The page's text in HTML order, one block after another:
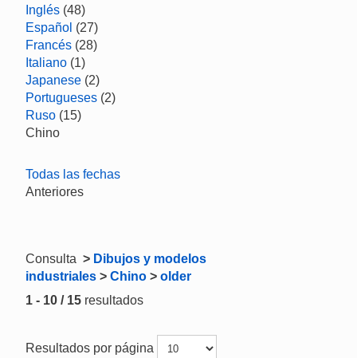
Inglés (48)
Español (27)
Francés (28)
Italiano (1)
Japanese (2)
Portugueses (2)
Ruso (15)
Chino
Todas las fechas
Anteriores
Consulta > Dibujos y modelos
industriales > Chino > older
1 - 10 / 15 resultados
Resultados por página